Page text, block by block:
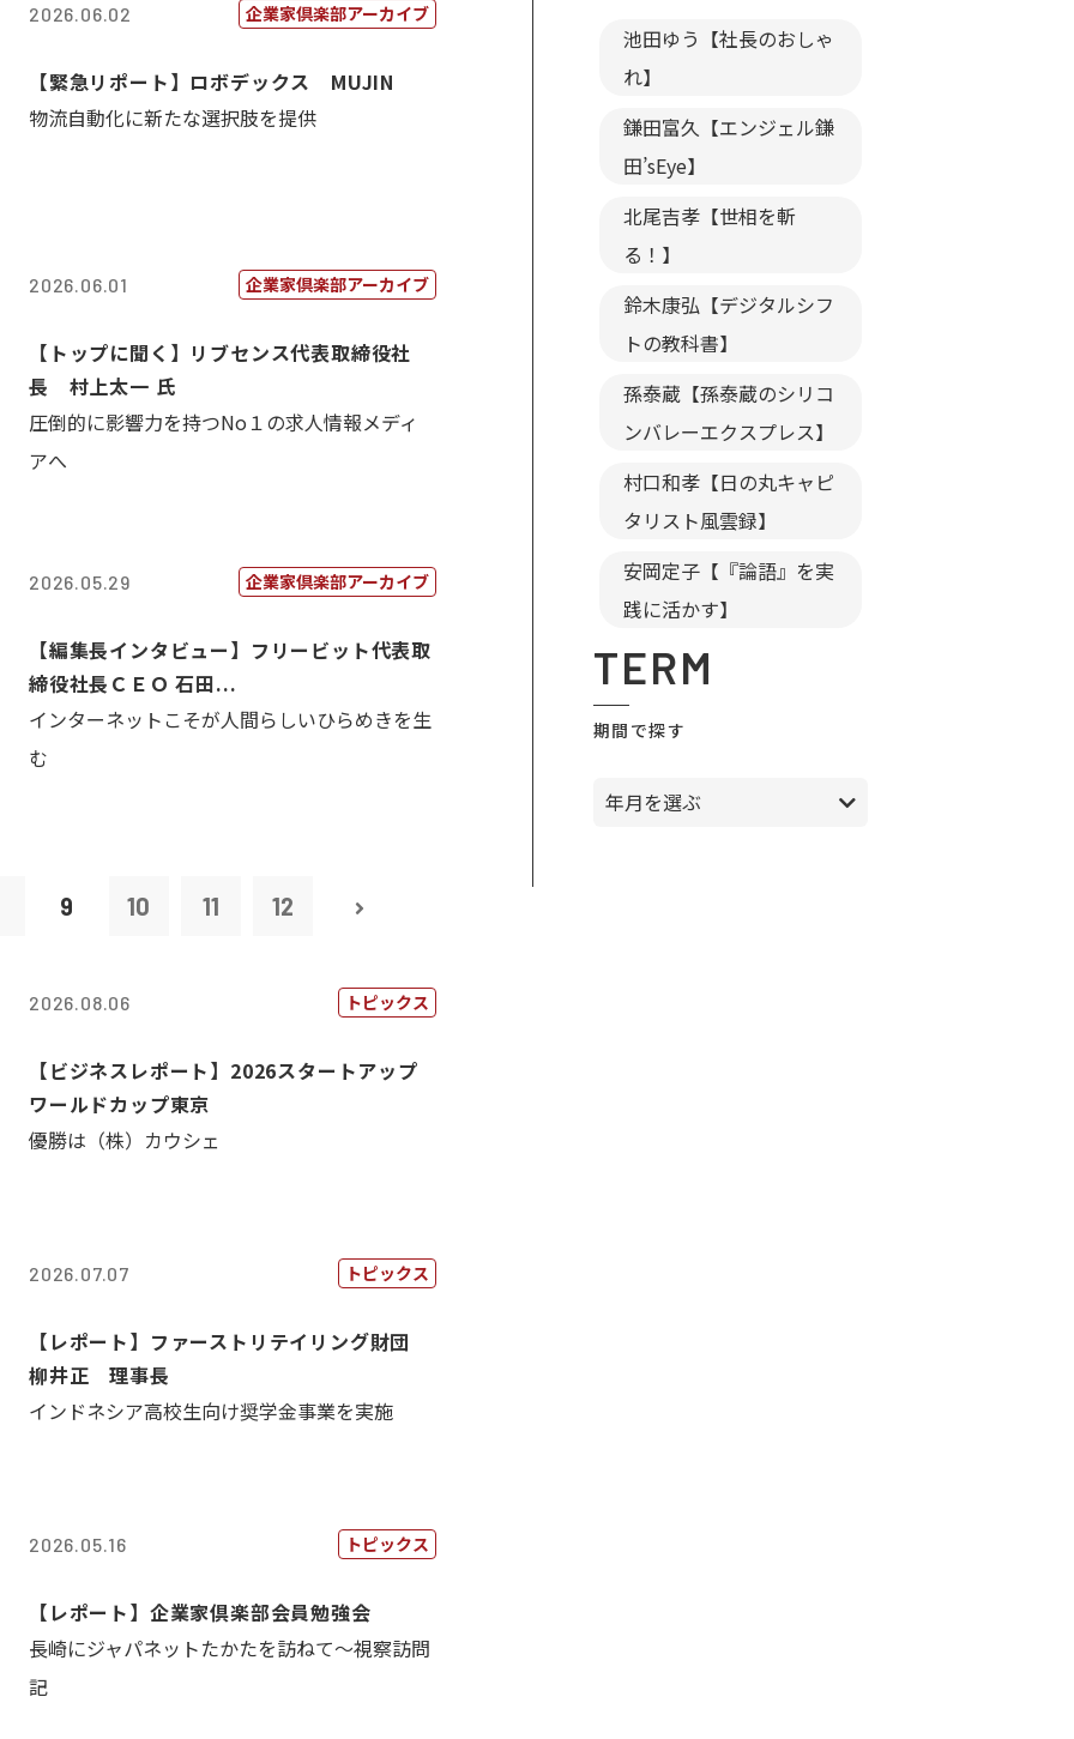
2026.06.02 企業家倶楽部アーカイブ
【緊急リポート】ロボデックス MUJIN
物流自動化に新たな選択肢を提供
2026.06.01 企業家倶楽部アーカイブ
【トップに聞く】リブセンス代表取締役社
長 村上太一 氏
圧倒的に影響力を持つNo１の求人情報メディ
アへ
2026.05.29 企業家倶楽部アーカイブ
【編集長インタビュー】フリービット代表取
締役社長ＣＥＯ 石田...
インターネットこそが人間らしいひらめきを生
む
9 10 11 12
2026.08.06 トピックス
【ビジネスレポート】2026スタートアップ
ワールドカップ東京
優勝は（株）カウシェ
2026.07.07 トピックス
【レポート】ファーストリテイリング財団
柳井正 理事長
インドネシア高校生向け奨学金事業を実施
2026.05.16 トピックス
【レポート】企業家倶楽部会員勉強会
長崎にジャパネットたかたを訪ねて～視察訪問
記
池田ゆう【社長のおしゃ
れ】
鎌田富久【エンジェル鎌
田’sEye】
北尾吉孝【世相を斬
る！】
鈴木康弘【デジタルシフ
トの教科書】
孫泰蔵【孫泰蔵のシリコ
ンバレーエクスプレス】
村口和孝【日の丸キャピ
タリスト風雲録】
安岡定子【『論語』を実
践に活かす】
TERM
期間で探す
年月を選ぶ